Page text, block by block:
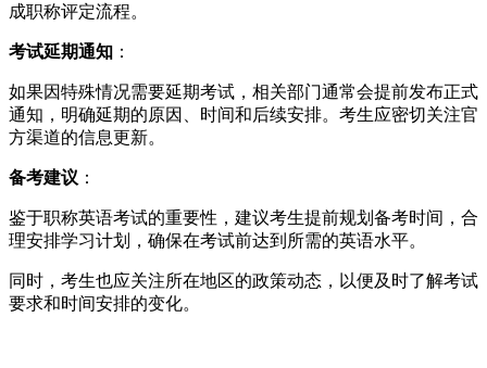
成职称评定流程。
考试延期通知 ：
如果因特殊情况需要延期考试，相关部门通常会提前发布正式
通知，明确延期的原因、时间和后续安排。考生应密切关注官
方渠道的信息更新。
备考建议 ：
鉴于职称英语考试的重要性，建议考生提前规划备考时间，合
理安排学习计划，确保在考试前达到所需的英语水平。
同时，考生也应关注所在地区的政策动态，以便及时了解考试
要求和时间安排的变化。